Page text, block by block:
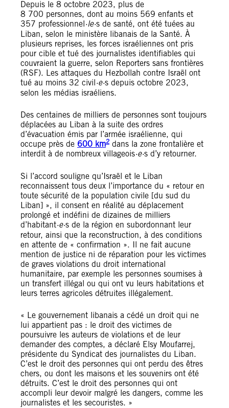
Depuis le 8 octobre 2023, plus de
8 700 personnes, dont au moins 569 enfants et
357 professionnel·le·s de santé, ont été tuées au
Liban, selon le ministère libanais de la Santé. À
plusieurs reprises, les forces israéliennes ont pris
pour cible et tué des journalistes identifiables qui
couvraient la guerre, selon Reporters sans frontières
(RSF). Les attaques du Hezbollah contre Israël ont
tué au moins 32 civil·e·s depuis octobre 2023,
selon les médias israéliens.
Des centaines de milliers de personnes sont toujours
déplacées au Liban à la suite des ordres
d’évacuation émis par l’armée israélienne, qui
occupe près de 600 km2 dans la zone frontalière et
interdit à de nombreux villageois·e·s d’y retourner.
Si l’accord souligne qu’Israël et le Liban
reconnaissent tous deux l’importance du « retour en
toute sécurité de la population civile [du sud du
Liban] », il consent en réalité au déplacement
prolongé et indéfini de dizaines de milliers
d’habitant·e·s de la région en subordonnant leur
retour, ainsi que la reconstruction, à des conditions
en attente de « confirmation ». Il ne fait aucune
mention de justice ni de réparation pour les victimes
de graves violations du droit international
humanitaire, par exemple les personnes soumises à
un transfert illégal ou qui ont vu leurs habitations et
leurs terres agricoles détruites illégalement.
« Le gouvernement libanais a cédé un droit qui ne
lui appartient pas : le droit des victimes de
poursuivre les auteurs de violations et de leur
demander des comptes, a déclaré Elsy Moufarrej,
présidente du Syndicat des journalistes du Liban.
C’est le droit des personnes qui ont perdu des êtres
chers, ou dont les maisons et les souvenirs ont été
détruits. C’est le droit des personnes qui ont
accompli leur devoir malgré les dangers, comme les
journalistes et les secouristes. »